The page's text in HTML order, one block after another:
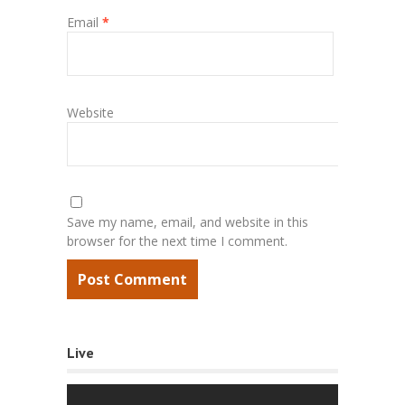
Email *
Website
Save my name, email, and website in this
browser for the next time I comment.
Live